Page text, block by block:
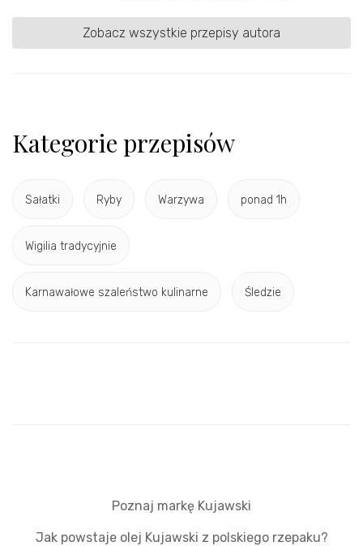
Zobacz wszystkie przepisy autora
Kategorie przepisów
Sałatki Ryby Warzywa ponad 1h
Wigilia tradycyjnie
Karnawałowe szaleństwo kulinarne Śledzie
Poznaj markę Kujawski
Jak powstaje olej Kujawski z polskiego rzepaku?